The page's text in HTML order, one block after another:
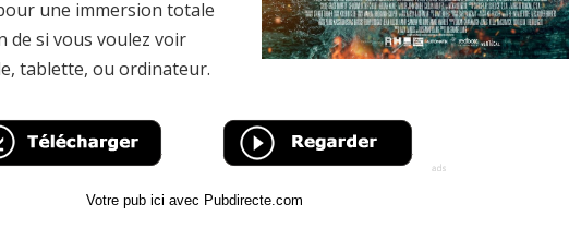
une immersion totale
de si vous voulez voir
tablette, ou ordinateur.
Votre pub ici avec Pubdirecte.com